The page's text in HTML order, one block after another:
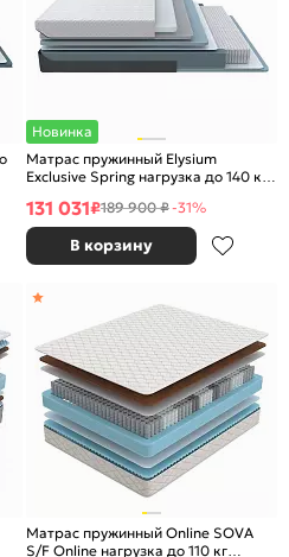
Новинка
Матрас пружинный Elysium
Exclusive Spring нагрузка до 140 кг
131 031₽189 900 ₽-31%
В корзину
Матрас пружинный Online SOVA
S/F Online нагрузка до 110 кг